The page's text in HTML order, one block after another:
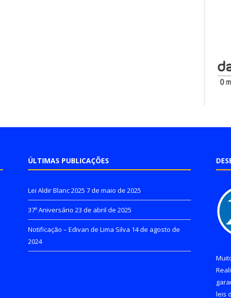
ÚLTIMAS PUBLICAÇÕES
Lei Aldir Blanc 2025 7 de maio de 2025
37º Aniversário 23 de abril de 2025
Notificação – Edivan de Lima Silva 14 de agosto de
2024
leis